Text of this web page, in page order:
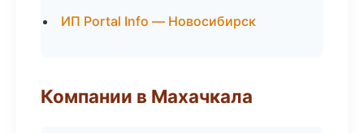
ИП Portal Info — Новосибирск
Компании в Махачкала